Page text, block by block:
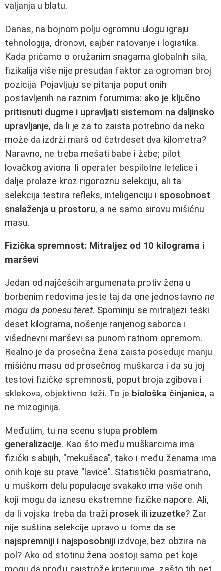
valjanja u blatu.
Danas, na bojnom polju ogromnu ulogu igraju
tehnologija, dronovi, sajber ratovanje i logistika.
Kada pričamo o oružanim snagama globalnih sila,
fizikalija više nije presudan faktor za ogroman broj
pozicija. Pojavljuju se pitanja poput onih
postavljenih na raznim forumima: ako je ključno
pritisnuti dugme i upravljati sistemom na daljinsko
upravljanje, da li je za to zaista potrebno da neko
može da izdrži marš od četrdeset dva kilometra?
Naravno, ne treba mešati babe i žabe; pilot
lovačkog aviona ili operater bespilotne letelice i
dalje prolaze kroz rigoroznu selekciju, ali ta
selekcija testira refleks, inteligenciju i sposobnost
snalaženja u prostoru, a ne samo sirovu mišićnu
masu.
Fizička spremnost: Mitraljez od 10 kilograma i
marševi
Jedan od najčešćih argumenata protiv žena u
borbenim redovima jeste taj da one jednostavno ne
mogu da ponesu teret. Spominju se mitraljezi teški
deset kilograma, nošenje ranjenog saborca i
višednevni marševi sa punom ratnom opremom.
Realno je da prosečna žena zaista poseduje manju
mišićnu masu od prosečnog muškarca i da su joj
testovi fizičke spremnosti, poput broja zgibova i
sklekova, objektivno teži. To je biološka činjenica, a
ne mizoginija.
Međutim, tu na scenu stupa problem
generalizacije. Kao što među muškarcima ima
fizički slabijih, "mekušaca", tako i među ženama ima
onih koje su prave "lavice". Statistički posmatrano,
u muškom delu populacije svakako ima više onih
koji mogu da iznesu ekstremne fizičke napore. Ali,
da li vojska treba da traži prosek ili izuzetke? Zar
nije suština selekcije upravo u tome da se
najspremniji i najsposobniji izdvoje, bez obzira na
pol? Ako od stotinu žena postoji samo pet koje